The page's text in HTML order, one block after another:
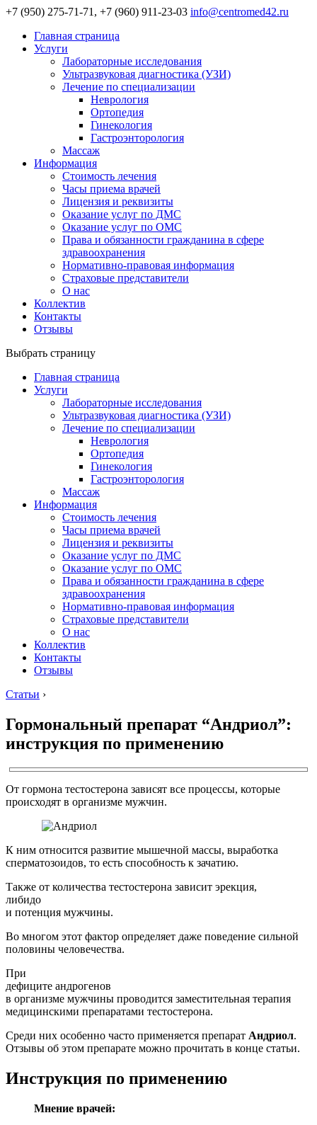
+7 (950) 275-71-71, +7 (960) 911-23-03 info@centromed42.ru
Главная страница
Услуги
Лабораторные исследования
Ультразвуковая диагностика (УЗИ)
Лечение по специализации
Неврология
Ортопедия
Гинекология
Гастроэнторология
Массаж
Информация
Стоимость лечения
Часы приема врачей
Лицензия и реквизиты
Оказание услуг по ДМС
Оказание услуг по ОМС
Права и обязанности гражданина в сфере
здравоохранения
Нормативно-правовая информация
Страховые представители
О нас
Коллектив
Контакты
Отзывы
Выбрать страницу
Главная страница
Услуги
Лабораторные исследования
Ультразвуковая диагностика (УЗИ)
Лечение по специализации
Неврология
Ортопедия
Гинекология
Гастроэнторология
Массаж
Информация
Стоимость лечения
Часы приема врачей
Лицензия и реквизиты
Оказание услуг по ДМС
Оказание услуг по ОМС
Права и обязанности гражданина в сфере
здравоохранения
Нормативно-правовая информация
Страховые представители
О нас
Коллектив
Контакты
Отзывы
Статьи ›
Гормональный препарат “Андриол”:
инструкция по применению
От гормона тестостерона зависят все процессы, которые
происходят в организме мужчин.
К ним относится развитие мышечной массы, выработка
сперматозоидов, то есть способность к зачатию.
Также от количества тестостерона зависит эрекция,
либидо
и потенция мужчины.
Во многом этот фактор определяет даже поведение сильной
половины человечества.
При
дефиците андрогенов
в организме мужчины проводится заместительная терапия
медицинскими препаратами тестостерона.
Среди них особенно часто применяется препарат Андриол.
Отзывы об этом препарате можно прочитать в конце статьи.
Инструкция по применению
Мнение врачей: